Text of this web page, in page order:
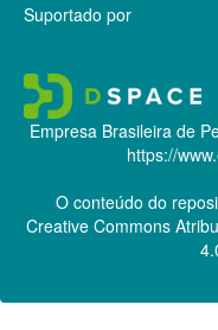
Suportado por
Empresa Brasileira de
https://
O conteúdo do
Creative Commons